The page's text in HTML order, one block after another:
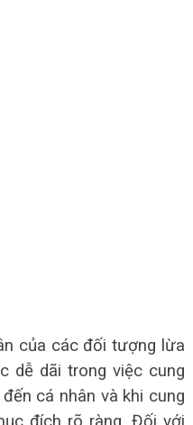
của các đối tượng lừa
dễ dãi trong việc cung
cá nhân và khi cung